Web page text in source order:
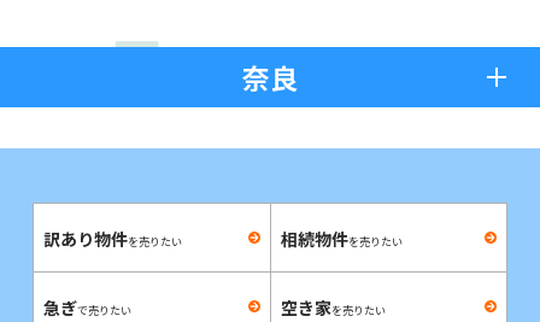
奈良
訳あり物件を売りたい 相続物件を売りたい
急ぎで売りたい 空き家を売りたい